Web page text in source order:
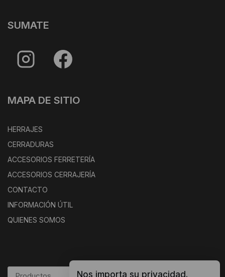
SUMATE
MAPA DE SITIO
HERRAJES
CERRADURAS
ACCESORIOS FERRETERÍA
ACCESORIOS CERRAJERÍA
CONTACTO
INFORMACIÓN ÚTIL
QUIENES SOMOS
Nos importa su privacidad.